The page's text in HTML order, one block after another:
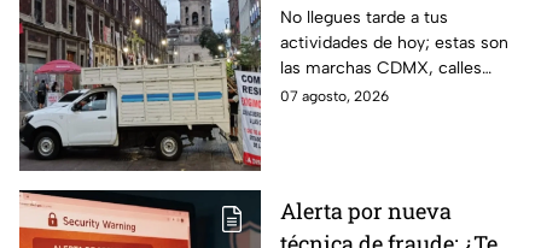
Manifestantes retiran
bloqueo en Canela y Eje
3 Sur, colonia Granjas
México
No llegues tarde a tus
actividades de hoy; estas son
las marchas CDMX, calles
cerradas y bloqueos que
07 agosto, 2026
Alerta por nueva